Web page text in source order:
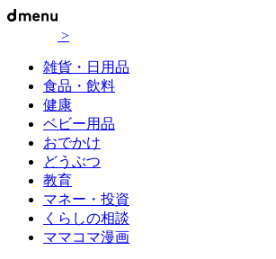
>
雑貨・日用品
食品・飲料
健康
ベビー用品
おでかけ
どうぶつ
教育
マネー・投資
くらしの相談
ママコマ漫画